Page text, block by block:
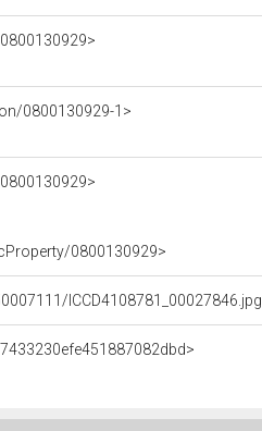
0800130929-1>
0800130929>